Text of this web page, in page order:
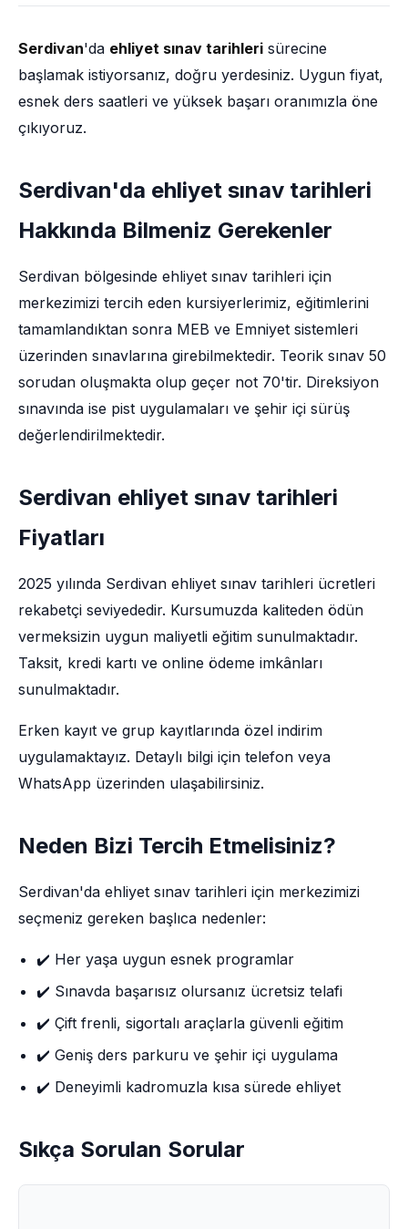
Serdivan'da ehliyet sınav tarihleri sürecine
başlamak istiyorsanız, doğru yerdesiniz. Uygun fiyat,
esnek ders saatleri ve yüksek başarı oranımızla öne
çıkıyoruz.
Serdivan'da ehliyet sınav tarihleri
Hakkında Bilmeniz Gerekenler
Serdivan bölgesinde ehliyet sınav tarihleri için
merkezimizi tercih eden kursiyerlerimiz, eğitimlerini
tamamlandıktan sonra MEB ve Emniyet sistemleri
üzerinden sınavlarına girebilmektedir. Teorik sınav 50
sorudan oluşmakta olup geçer not 70'tir. Direksiyon
sınavında ise pist uygulamaları ve şehir içi sürüş
değerlendirilmektedir.
Serdivan ehliyet sınav tarihleri
Fiyatları
2025 yılında Serdivan ehliyet sınav tarihleri ücretleri
rekabetçi seviyededir. Kursumuzda kaliteden ödün
vermeksizin uygun maliyetli eğitim sunulmaktadır.
Taksit, kredi kartı ve online ödeme imkânları
sunulmaktadır.
Erken kayıt ve grup kayıtlarında özel indirim
uygulamaktayız. Detaylı bilgi için telefon veya
WhatsApp üzerinden ulaşabilirsiniz.
Neden Bizi Tercih Etmelisiniz?
Serdivan'da ehliyet sınav tarihleri için merkezimizi
seçmeniz gereken başlıca nedenler:
✔️ Her yaşa uygun esnek programlar
✔️ Sınavda başarısız olursanız ücretsiz telafi
✔️ Çift frenli, sigortalı araçlarla güvenli eğitim
✔️ Geniş ders parkuru ve şehir içi uygulama
✔️ Deneyimli kadromuzla kısa sürede ehliyet
Sıkça Sorulan Sorular